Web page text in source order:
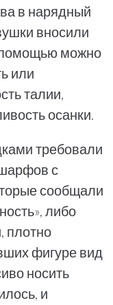
в нарядный
вносили
можно
или
талии,
осанки.
требовали
с
сообщали
либо
плотно
фигуре вид
носить
и